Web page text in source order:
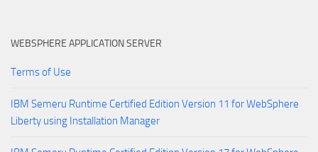
WEBSPHERE APPLICATION SERVER
Terms of Use
IBM Semeru Runtime Certified Edition Version 11 for WebSphere
Liberty using Installation Manager